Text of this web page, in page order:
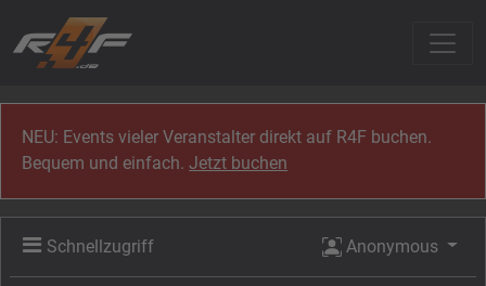
NEU: Events vieler Veranstalter direkt auf R4F buchen.
Bequem und einfach.Jetzt buchen
Schnellzugriff Anonymous